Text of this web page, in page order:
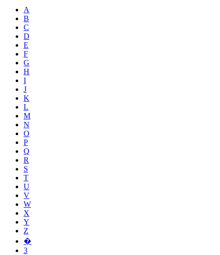
A
B
C
D
E
F
G
H
I
J
K
L
M
N
O
P
Q
R
S
T
U
V
W
X
Y
Z
�
3